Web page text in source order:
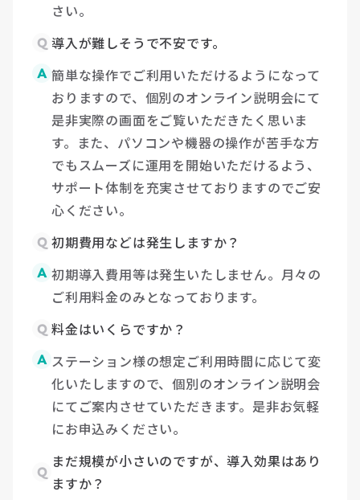
さい。
Q 導入が難しそうで不安です。
A 簡単な操作でご利用いただけるようになって
おりますので、個別のオンライン説明会にて
是非実際の画面をご覧いただきたく思いま
す。また、パソコンや機器の操作が苦手な方
でもスムーズに運用を開始いただけるよう、
サポート体制を充実させておりますのでご安
心ください。
Q 初期費用などは発生しますか？
A 初期導入費用等は発生いたしません。月々の
ご利用料金のみとなっております。
Q 料金はいくらですか？
A ステーション様の想定ご利用時間に応じて変
化いたしますので、個別のオンライン説明会
にてご案内させていただきます。是非お気軽
にお申込みください。
Q まだ規模が小さいのですが、導入効果はあり
ますか？